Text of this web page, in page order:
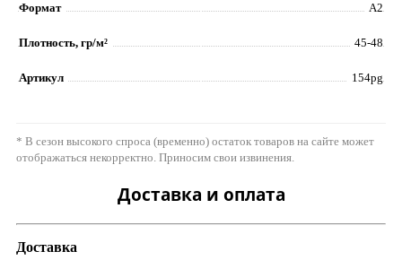
Формат А2
Плотность, гр/м² 45-48
Артикул 154pg
* В сезон высокого спроса (временно) остаток товаров на сайте может
отображаться некорректно. Приносим свои извинения.
Доставка и оплата
Доставка